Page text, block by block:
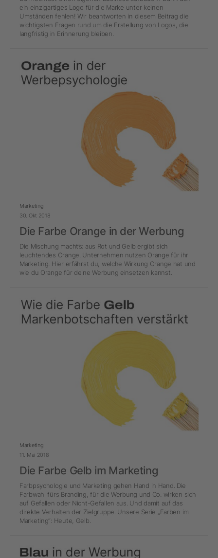
ein einzigartiges Logo für die Marke unter keinen
Umständen fehlen! Wir beantworten in diesem Beitrag die
wichtigsten Fragen rund um die Erstellung von Logos, die
langfristig in Erinnerung bleiben.
Marketing
30. Okt 2018
Die Farbe Orange in der Werbung
Die Mischung macht’s: aus Rot und Gelb ergibt sich
leuchtendes Orange. Unternehmen nutzen Orange für ihr
Marketing. Hier erfährst du, welche Wirkung Orange hat und
wie du Orange für deine Werbung einsetzen kannst.
Marketing
11. Mai 2018
Die Farbe Gelb im Marketing
Farbpsychologie und Marketing gehen Hand in Hand. Die
Farbwahl fürs Branding, für die Werbung und Co. wirken sich
auf Gefallen oder Nicht-Gefallen aus. Und damit auf das
direkte Verhalten der Zielgruppe. Unsere Serie „Farben im
Marketing“: Heute, Gelb.